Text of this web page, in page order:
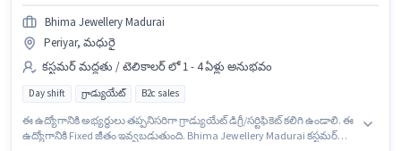
Bhima Jewellery Madurai
Periyar, మధురై
కస్టమర్ మద్దతు / టెలికాలర్ లో 1 - 4 ఏళ్లు అనుభవం
Day shift గ్రాడ్యుయేట్ B2c sales
ఈ ఉద్యోగానికి అభ్యర్థులు తప్పనిసరిగా గ్రాడ్యుయేట్ డిగ్రీ/సర్టిఫికెట్ కలిగి ఉండాలి. ఈ
ఉద్యోగానికి Fixed జీతం ఇవ్వబడుతుంది. Bhima Jewellery Madurai కస్టమర్